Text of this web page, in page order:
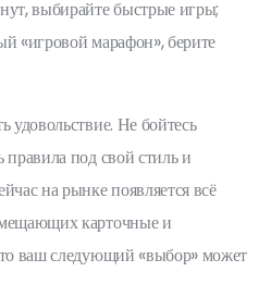
выбирайте быстрые игры;
«игровой марафон», берите
удовольствие. Не бойтесь
правила под свой стиль и
на рынке появляется всё
карточные и
ваш следующий «выбор» может